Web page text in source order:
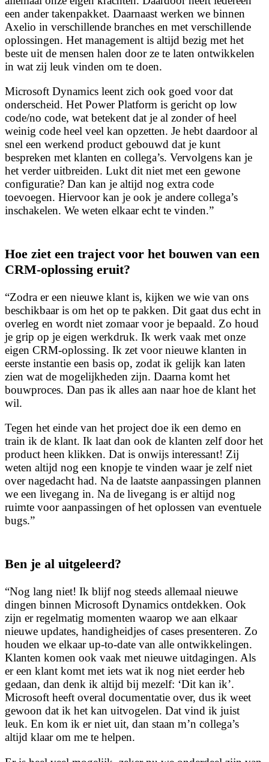
een ander takenpakket. Daarnaast werken we binnen
Axelio in verschillende branches en met verschillende
oplossingen. Het management is altijd bezig met het
beste uit de mensen halen door ze te laten ontwikkelen
in wat zij leuk vinden om te doen.
Microsoft Dynamics leent zich ook goed voor dat
onderscheid. Het Power Platform is gericht op low
code/no code, wat betekent dat je al zonder of heel
weinig code heel veel kan opzetten. Je hebt daardoor al
snel een werkend product gebouwd dat je kunt
bespreken met klanten en collega’s. Vervolgens kan je
het verder uitbreiden. Lukt dit niet met een gewone
configuratie? Dan kan je altijd nog extra code
toevoegen. Hiervoor kan je ook je andere collega’s
inschakelen. We weten elkaar echt te vinden.”
Hoe ziet een traject voor het bouwen van een
CRM-oplossing eruit?
“Zodra er een nieuwe klant is, kijken we wie van ons
beschikbaar is om het op te pakken. Dit gaat dus echt in
overleg en wordt niet zomaar voor je bepaald. Zo houd
je grip op je eigen werkdruk. Ik werk vaak met onze
eigen CRM-oplossing. Ik zet voor nieuwe klanten in
eerste instantie een basis op, zodat ik gelijk kan laten
zien wat de mogelijkheden zijn. Daarna komt het
bouwproces. Dan pas ik alles aan naar hoe de klant het
wil.
Tegen het einde van het project doe ik een demo en
train ik de klant. Ik laat dan ook de klanten zelf door het
product heen klikken. Dat is onwijs interessant! Zij
weten altijd nog een knopje te vinden waar je zelf niet
over nagedacht had. Na de laatste aanpassingen plannen
we een livegang in. Na de livegang is er altijd nog
ruimte voor aanpassingen of het oplossen van eventuele
bugs.”
Ben je al uitgeleerd?
“Nog lang niet! Ik blijf nog steeds allemaal nieuwe
dingen binnen Microsoft Dynamics ontdekken. Ook
zijn er regelmatig momenten waarop we aan elkaar
nieuwe updates, handigheidjes of cases presenteren. Zo
houden we elkaar up-to-date van alle ontwikkelingen.
Klanten komen ook vaak met nieuwe uitdagingen. Als
er een klant komt met iets wat ik nog niet eerder heb
gedaan, dan denk ik altijd bij mezelf: ‘Dit kan ik’.
Microsoft heeft overal documentatie over, dus ik weet
gewoon dat ik het kan uitvogelen. Dat vind ik juist
leuk. En kom ik er niet uit, dan staan m’n collega’s
altijd klaar om me te helpen.